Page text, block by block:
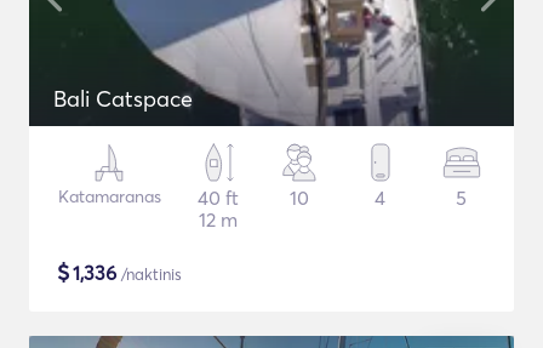
Bali Catspace
Katamaranas
40 ft
12 m
10 4 5
$1,336 /naktinis